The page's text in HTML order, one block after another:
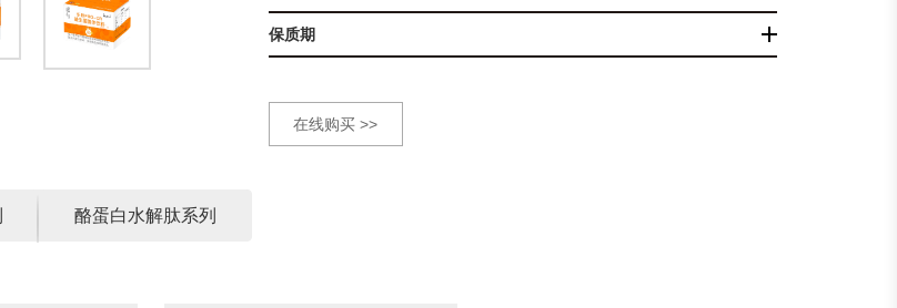
保质期
在线购买 >>
酪蛋白水解肽系列